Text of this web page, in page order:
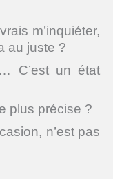
m’inquiéter,
au juste ?
C’est un état
plus précise ?
n’est pas